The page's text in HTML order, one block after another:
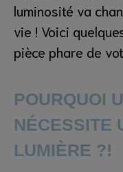
luminosité va
vie ! Voici
pièce phare de
POURQUOI
NÉCESSITE
LUMIÈRE ?!